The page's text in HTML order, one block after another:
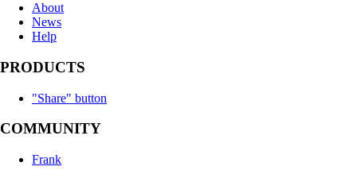
About
News
Help
PRODUCTS
"Share" button
COMMUNITY
Frank